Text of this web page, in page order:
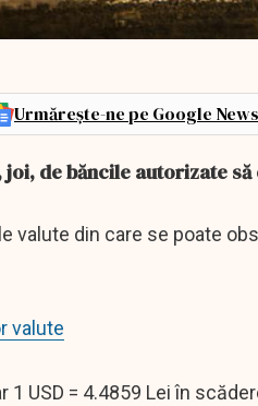
Urmărește-ne pe Google News
de băncile autorizate
valute din care se poate
valute
1 USD = 4.4859 Lei în